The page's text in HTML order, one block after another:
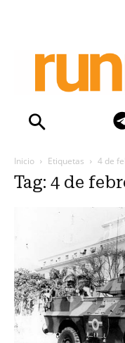
Inicio Etiquetas 4 de
Tag: 4 de